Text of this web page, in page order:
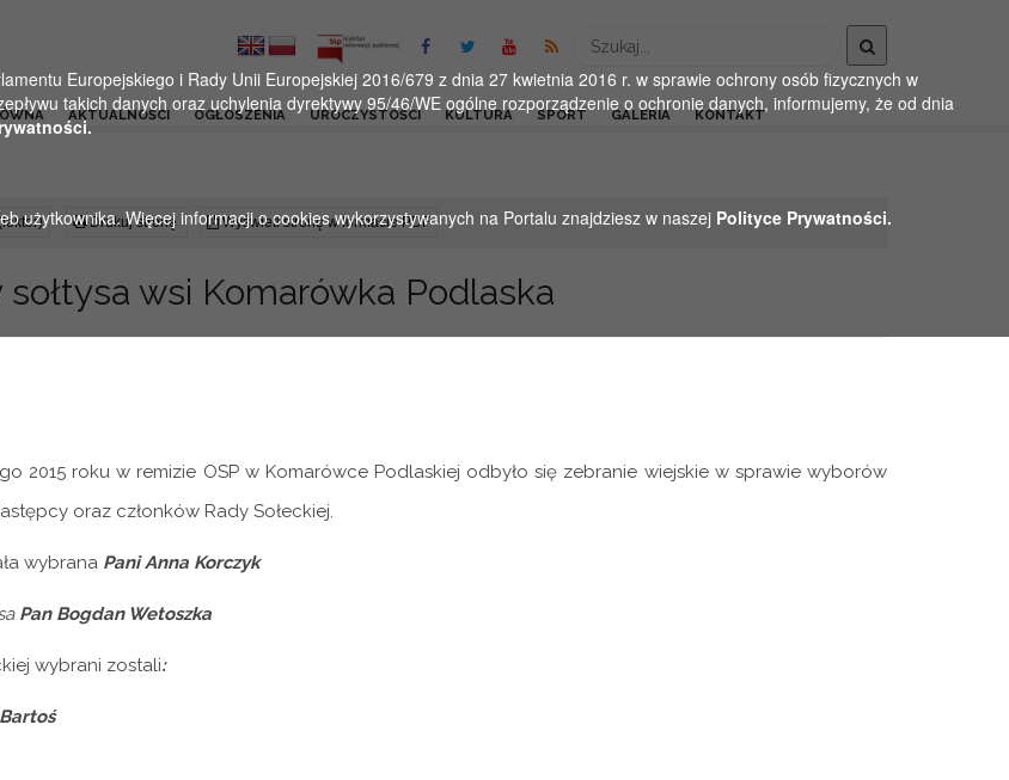
Wyszukaj
AKTUALNOŚCI OGŁOSZENIA UROCZYSTOŚCI KULTURA SPORT GALERIA KONTAKT
Drukuj stronę Wyświetl stronę w formacie PDF
wsi Komarówka Podlaska
2015 roku w remizie OSP w Komarówce Podlaskiej odbyło się zebranie wiejskie w sprawie wyborów
oraz członków Rady Sołeckiej.
wybrana PaniAnna Korczyk
Pan Bogdan Wetoszka
wybrani zostali:
Europejskiego i Rady Unii Europejskiej 2016/679 z dnia 27 kwietnia 2016 r. w sprawie ochrony osób fizycznych w
takich danych oraz uchylenia dyrektywy 95/46/WE ogólne rozporządzenie o ochronie danych, informujemy, że od dnia
użytkownika. Więcej informacji o cookies wykorzystywanych na Portalu znajdziesz w naszej Polityce Prywatności.